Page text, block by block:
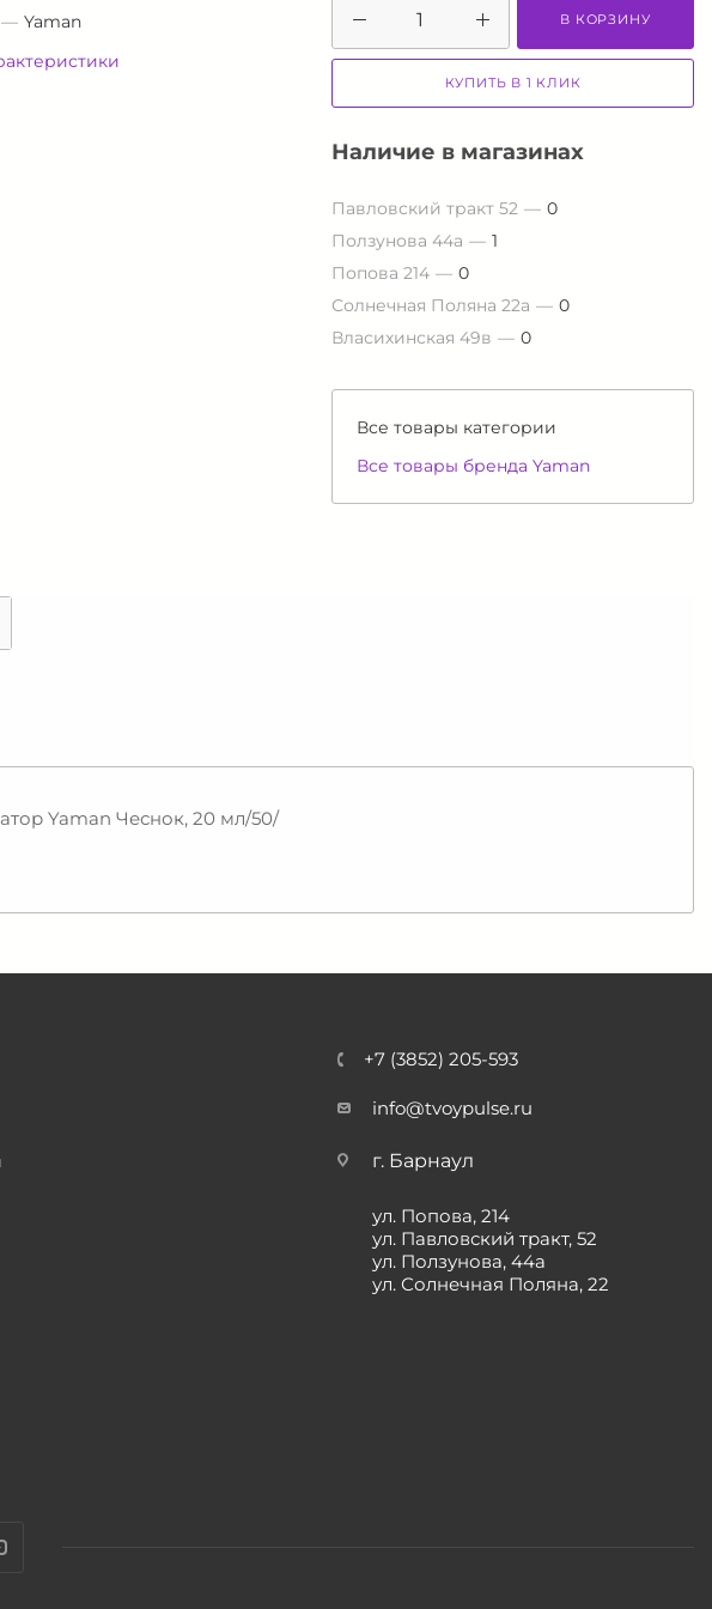
Yaman
В КОРЗИНУ
КУПИТЬ В 1 КЛИК
Наличие в магазинах
Павловский тракт 52
0
Ползунова 44а
1
Попова 214
0
Солнечная Поляна 22а
0
Власихинская 49в
0
Все товары категории
Все товары бренда Yaman
Yaman Чеснок, 20 мл/50/
+7 (3852) 205-593
info@tvoypulse.ru
г. Барнаул
ул. Попова, 214
ул. Павловский тракт, 52
ул. Ползунова, 44а
ул. Солнечная Поляна, 22